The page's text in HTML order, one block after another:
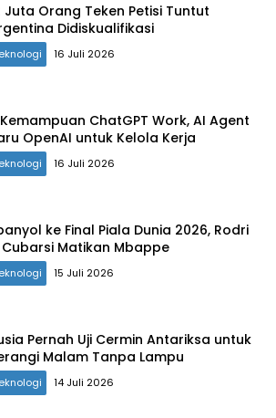
Juta Orang Teken Petisi Tuntut
Didiskualifikasi
16 Juli 2026
ChatGPT Work, AI Agent
OpenAI untuk Kelola Kerja
16 Juli 2026
ke Final Piala Dunia 2026, Rodri
Cubarsi Matikan Mbappe
15 Juli 2026
Pernah Uji Cermin Antariksa untuk
Malam Tanpa Lampu
14 Juli 2026